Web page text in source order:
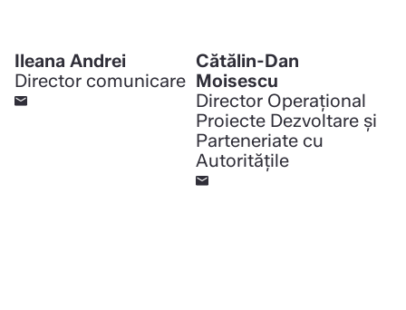
Ileana Andrei
Director comunicare
Cătălin-Dan
Moisescu
Director Operațional
Proiecte Dezvoltare și
Parteneriate cu
Autoritățile